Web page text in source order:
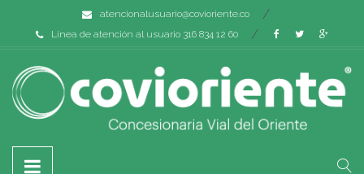
atencionalusuario@covioriente.co
Línea de atención al usuario 316 834 12 60